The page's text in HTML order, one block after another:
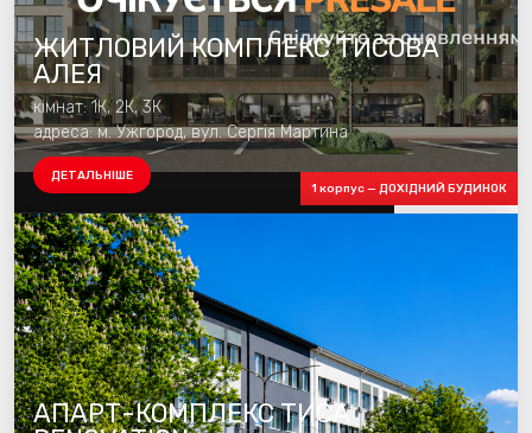
1 корпус — ДОХІДНИЙ БУДИНОК
ЖИТЛОВИЙ КОМПЛЕКС ТИСОВА
АЛЕЯ
кімнат: 1К, 2К, 3К
адреса: м. Ужгород, вул. Сергія Мартина
ДЕТАЛЬНІШЕ
АПАРТ-КОМПЛЕКС ТИСА